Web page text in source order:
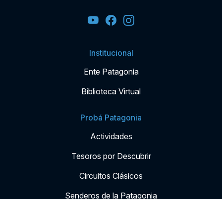
Institucional
Ente Patagonia
Biblioteca Virtual
Probá Patagonia
Actividades
Tesoros por Descubrir
Circuitos Clásicos
Senderos de la Patagonia